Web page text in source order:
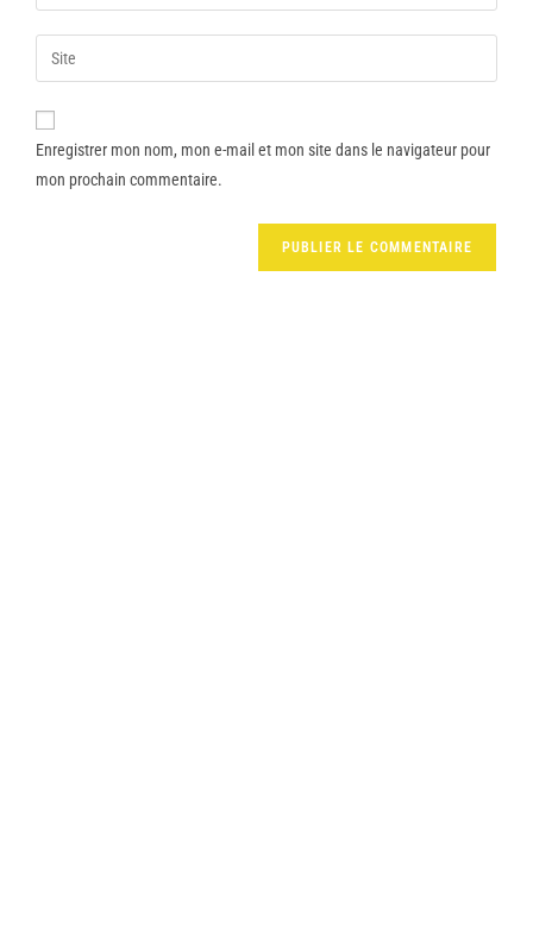
Enregistrer mon nom, mon e-mail et mon site dans le navigateur pour
mon prochain commentaire.